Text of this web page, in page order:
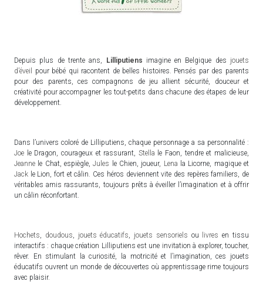
Depuis plus de trente ans, Lilliputiens imagine en Belgique des jouets
d’éveil
pour bébé qui racontent de belles histoires. Pensés par des parents
pour des parents, ces compagnons de jeu allient sécurité, douceur et
créativité pour accompagner les tout-petits dans chacune des étapes de leur
développement.
Dans l’univers coloré de Lilliputiens, chaque personnage a sa personnalité :
Joe le Dragon, courageux et rassurant, Stella le Faon, tendre et malicieuse,
Jeanne le Chat, espiègle,Jules le Chien, joueur, Lena la Licorne, magique et
Jack le Lion, fort et câlin. Ces héros deviennent vite des repères familiers, de
véritables amis rassurants, toujours prêts à éveiller l’imagination et à offrir
un câlin réconfortant.
Hochets doudous jouets éducatifs jouets sensoriels ou livres en tissu
interactifs : chaque création Lilliputiens est une invitation à explorer, toucher,
rêver. En stimulant la curiosité, la motricité et l’imagination, ces jouets
éducatifs ouvrent un monde de découvertes où apprentissage rime toujours
avec plaisir.